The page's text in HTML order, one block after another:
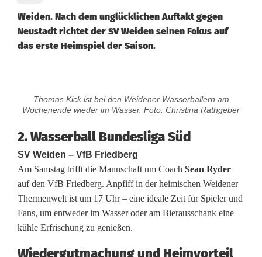
Weiden. Nach dem unglücklichen Auftakt gegen
Neustadt richtet der SV Weiden seinen Fokus auf
das erste Heimspiel der Saison.
B
u
n
d
e
s
Thomas Kick ist bei den Weidener Wasserballern am
Wochenende wieder im Wasser. Foto: Christina Rathgeber
2. Wasserball Bundesliga Süd
SV Weiden – VfB Friedberg
Am Samstag trifft die Mannschaft um Coach Sean Ryder
auf den VfB Friedberg. Anpfiff in der heimischen Weidener
Thermenwelt ist um 17 Uhr – eine ideale Zeit für Spieler und
Fans, um entweder im Wasser oder am Bierausschank eine
kühle Erfrischung zu genießen.
Wiedergutmachung und Heimvorteil